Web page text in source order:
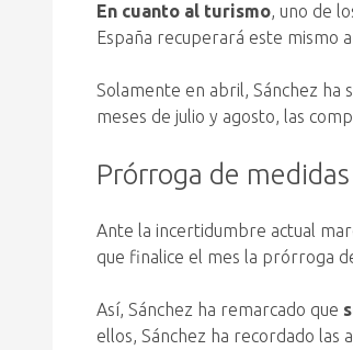
En cuanto al turismo, uno de
España recuperará este mismo
Solamente en abril, Sánchez ha
meses de julio y agosto, las
Prórroga de
Ante la incertidumbre actual
que finalice el mes la prórroga
Así, Sánchez ha remarcado que
ellos, Sánchez ha recordado